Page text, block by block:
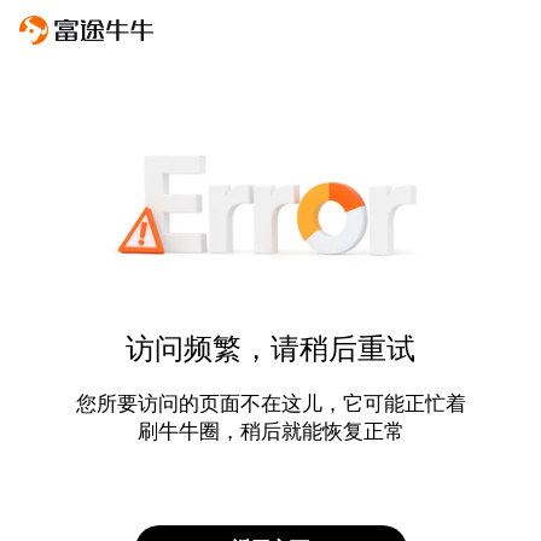
访问频繁，请稍后重试
您所要访问的页面不在这儿，它可能正忙着
刷牛牛圈，稍后就能恢复正常